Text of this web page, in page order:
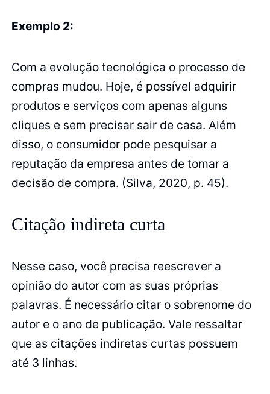
Exemplo 2:
Com a evolução tecnológica o processo de
compras mudou. Hoje, é possível adquirir
produtos e serviços com apenas alguns
cliques e sem precisar sair de casa. Além
disso, o consumidor pode pesquisar a
reputação da empresa antes de tomar a
decisão de compra. (Silva, 2020, p. 45).
Citação indireta curta
Nesse caso, você precisa reescrever a
opinião do autor com as suas próprias
palavras. É necessário citar o sobrenome do
autor e o ano de publicação. Vale ressaltar
que as citações indiretas curtas possuem
até 3 linhas.